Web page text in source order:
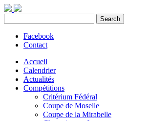
Facebook
Contact
Accueil
Calendrier
Actualités
Compétitions
Critérium Fédéral
Coupe de Moselle
Coupe de la Mirabelle